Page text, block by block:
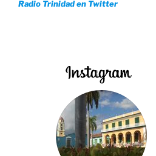
Radio Trinidad en Twitter